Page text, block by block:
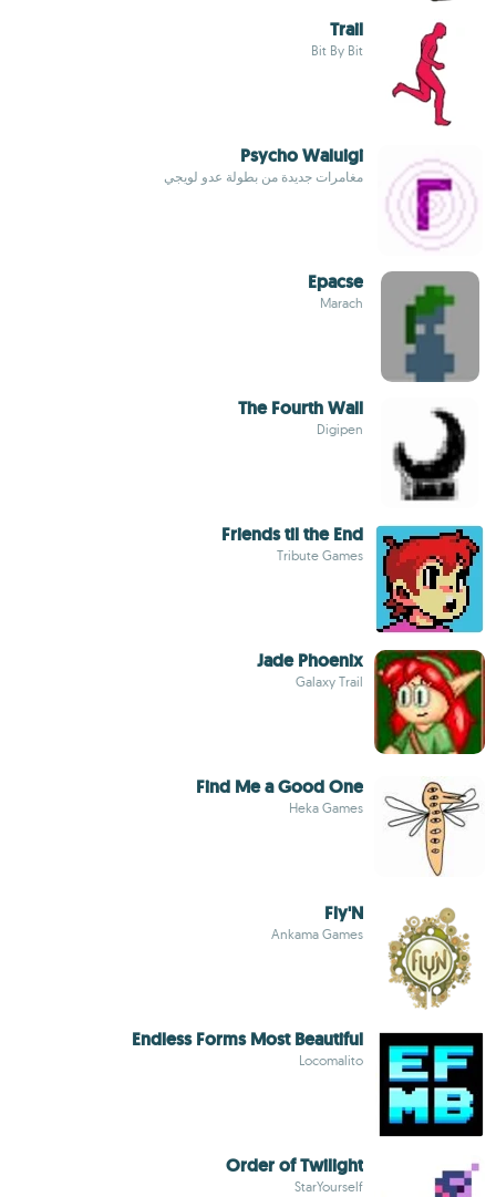
Trail
Bit By Bit
Psycho Waluigi
مغامرات جديدة من بطولة عدو لويجي
Epacse
Marach
The Fourth Wall
Digipen
Friends til the End
Tribute Games
Jade Phoenix
Galaxy Trail
Find Me a Good One
Heka Games
Fly'N
Ankama Games
Endless Forms Most Beautiful
Locomalito
Order of Twilight
StarYourself